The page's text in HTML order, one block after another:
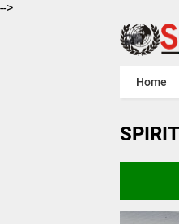
-->
Home